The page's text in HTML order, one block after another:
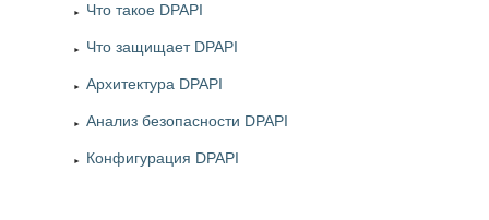
Что такое DPAPI
Что защищает DPAPI
Архитектура DPAPI
Анализ безопасности DPAPI
Конфигурация DPAPI